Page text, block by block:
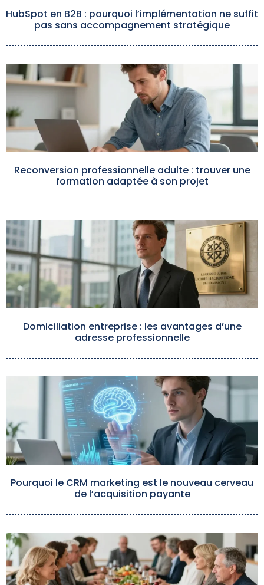
HubSpot en B2B : pourquoi l’implémentation ne suffit
pas sans accompagnement stratégique
Reconversion professionnelle adulte : trouver une
formation adaptée à son projet
Domiciliation entreprise : les avantages d’une
adresse professionnelle
Pourquoi le CRM marketing est le nouveau cerveau
de l’acquisition payante